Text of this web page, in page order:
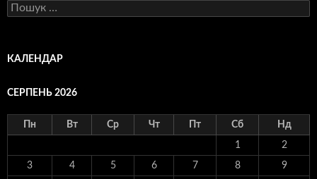
Пошук:
КАЛЕНДАР
СЕРПЕНЬ 2026
Пн Вт Ср Чт Пт Сб Нд
1 2
3 4 5 6 7 8 9